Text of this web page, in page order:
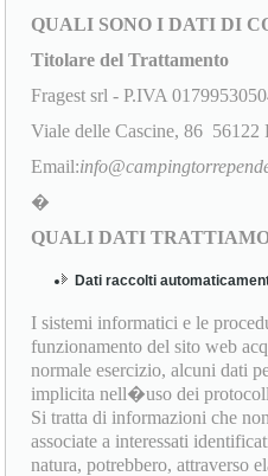
QUALI SONO I DATI DI
Titolare del Trattamento
Fragest srl - P.IVA
Viale delle Cascine, 86 56122
Email:
�
QUALI DATI
Dati raccolti
I sistemi informatici e le
funzionamento del sito web
normale esercizio, alcuni dati
implicita nell�uso dei
Si tratta di informazioni che
associate a interessati
natura, potrebbero, attraverso